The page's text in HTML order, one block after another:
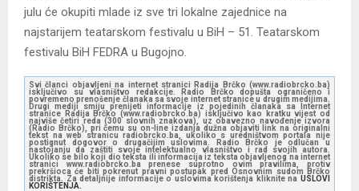
julu će okupiti mlade iz sve tri lokalne zajednice na
najstarijem teatarskom festivalu u BiH – 51. Teatarskom
festivalu BiH FEDRA u Bugojno.
Svi članci objavljeni na internet stranici Radija Brčko (www.radiobrcko.ba)
isključivo su vlasništvo redakcije. Radio Brčko dopušta ograničeno i
povremeno prenošenje članaka sa svoje internet stranice u drugim medijima.
Drugi mediji smiju prenijeti informacije iz pojedinih članaka sa Internet
stranice Radija Brčko (www.radiobrcko.ba) isključivo kao kratku vijest od
najviše četiri reda (300 slovnih znakova), uz obavezno navođenje izvora
(Radio Brčko), pri čemu su on-line izdanja dužna objaviti link na originalni
tekst na web stranicu radiobrcko.ba, ukoliko s uredništvom portala nije
postignut dogovor o drugačijim uslovima. Radio Brčko je odlučan u
nastojanju da zaštiti svoje intelektualno vlasništvo i rad svojih autora.
Ukoliko se bilo koji dio teksta ili informacija iz teksta objavljenog na internet
stranici www.radiobrcko.ba prenese suprotno ovim pravilima, protiv
prekršioca će biti pokrenut pravni postupak pred Osnovnim sudom Brčko
distrikta. Za detaljnije informacije o uslovima korištenja kliknite na USLOVI
KORIŠTENJA.